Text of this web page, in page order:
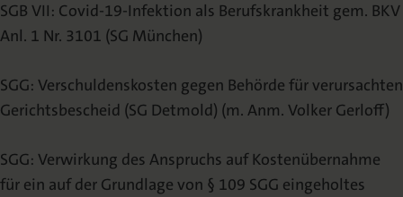
SGB VII: Covid-19-Infektion als Berufskrankheit gem. BKV
Anl. 1 Nr. 3101 (SG München)
SGG: Verschuldenskosten gegen Behörde für verursachten
Gerichtsbescheid (SG Detmold) (m. Anm. Volker Gerloff)
SGG: Verwirkung des Anspruchs auf Kostenübernahme
für ein auf der Grundlage von § 109 SGG eingeholtes